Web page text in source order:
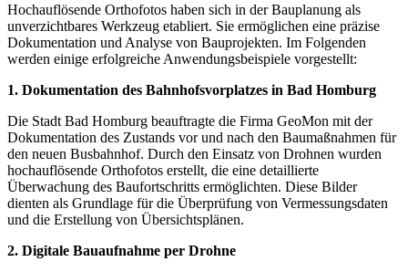
Hochauflösende Orthofotos haben sich in der Bauplanung als
unverzichtbares Werkzeug etabliert. Sie ermöglichen eine präzise
Dokumentation und Analyse von Bauprojekten. Im Folgenden
werden einige erfolgreiche Anwendungsbeispiele vorgestellt:
1. Dokumentation des Bahnhofsvorplatzes in Bad Homburg
Die Stadt Bad Homburg beauftragte die Firma GeoMon mit der
Dokumentation des Zustands vor und nach den Baumaßnahmen für
den neuen Busbahnhof. Durch den Einsatz von Drohnen wurden
hochauflösende Orthofotos erstellt, die eine detaillierte
Überwachung des Baufortschritts ermöglichten. Diese Bilder
dienten als Grundlage für die Überprüfung von Vermessungsdaten
und die Erstellung von Übersichtsplänen.
2. Digitale Bauaufnahme per Drohne